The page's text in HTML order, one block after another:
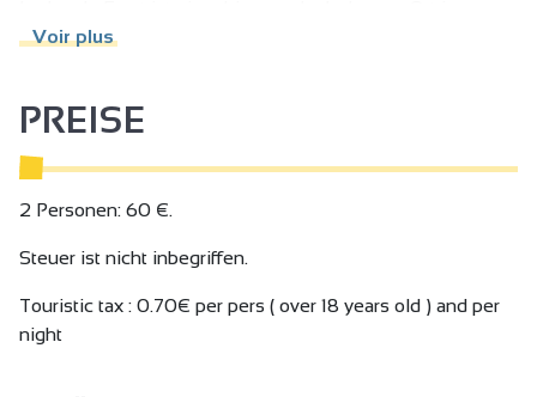
Harmonie mit der Natur, der freiheitsliebende Menschen
Gastfreundschaft in der Region Saint-Félicien: "Le Gout du
Pays"!
Label Okzitanisch Stufe 1
Voir plus
PREISE
2 Personen: 60 €.
Steuer ist nicht inbegriffen.
Touristic tax : 0.70€ per pers ( over 18 years old ) and per
night